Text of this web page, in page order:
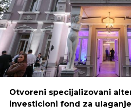
SRNA
Otvoreni specijalizovani
investicioni fond za